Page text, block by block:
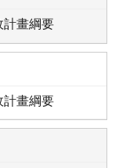
計畫綱要
計畫綱要